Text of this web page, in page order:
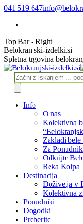
Skip
content
041 519 647
Top Bar - Right
Facebook
page
opens
new
window
Instagram
page
opens
new
window
Belokranjski-izdelki.si
Spletna trgovina
Products
search
Info
O nas
Kolektivna
Zakladi bele
Za
Odkrijte
Reka Kolpa
Destinacija
Doživetja v
Kolektivna
Ponudniki
Dogodki
Preberite